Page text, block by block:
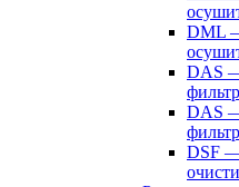
DML
DAS
DAS
DSF